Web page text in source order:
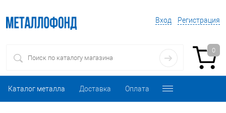
Вход Регистрация
0
Каталог металла Доставка Оплата